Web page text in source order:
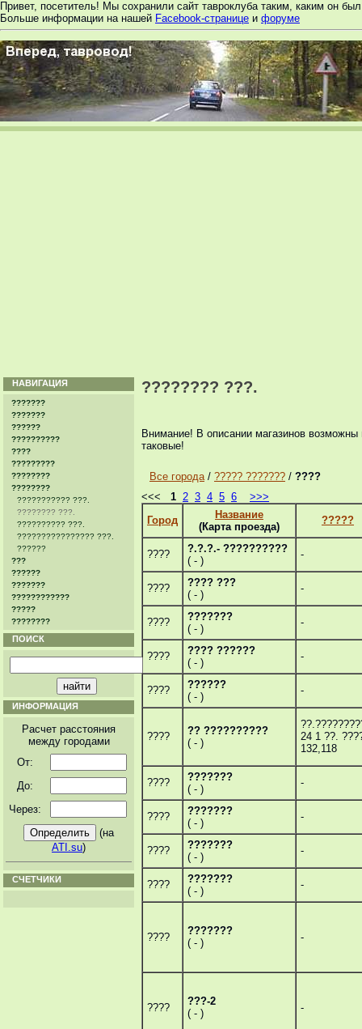
Привет, посетитель! Мы сохранили сайт тавроклуба таким, каким он
Больше информации на нашей Facebook-странице и форуме
НАВИГАЦИЯ
???????
???????
??????
??????????
????
?????????
????????
????????
??????????? ???.
???????? ???.
?????????? ???.
???????????????? ???.
??????
???
??????
???????
????????????
?????
????????
ПОИСК
ИНФОРМАЦИЯ
Расчет расстояния
между городами
От:
До:
Через:
(на
ATI.su)
СЧЕТЧИКИ
???????? ???.
Внимание! В описании магазинов
таковые!
Все города / ????? ??????? / ????
<<< 1 2 3 4 5 6
>>>
Город
Название
(Карта проезда)
?????
????
?.?.?.- ??????????
( - )
-
????
???? ???
( - )
-
????
???????
( - )
-
????
???? ??????
( - )
-
????
??????
( - )
-
????
?? ??????????
( - )
24 1 ??.
132,118
????
???????
( - )
-
????
???????
( - )
-
????
???????
( - )
-
????
???????
( - )
-
????
???????
( - )
-
????
???-2
( - )
-